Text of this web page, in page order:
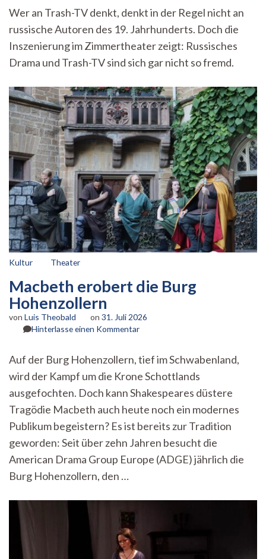
Verführung
im
Zimmertheater
Wer an Trash-TV denkt, denkt in der Regel nicht an
russische Autoren des 19. Jahrhunderts. Doch die
Inszenierung im Zimmertheater zeigt: Russisches
Drama und Trash-TV sind sich gar nicht so fremd.
Kultur Theater
Macbeth erobert die Burg
Hohenzollern
von Luis Theobald on 31. Juli 2026
Hinterlasse einen Kommentarzu
die
Burg
Hohenzollern
Auf der Burg Hohenzollern, tief im Schwabenland,
wird der Kampf um die Krone Schottlands
ausgefochten. Doch kann Shakespeares düstere
Tragödie Macbeth auch heute noch ein modernes
Publikum begeistern? Es ist bereits zur Tradition
geworden: Seit über zehn Jahren besucht die
American Drama Group Europe (ADGE) jährlich die
Burg Hohenzollern, den …